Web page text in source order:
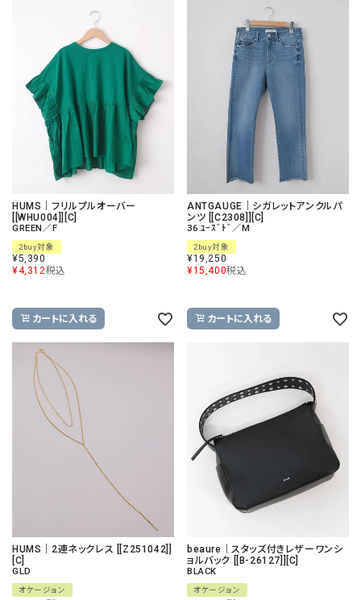
HUMS｜フリルプルオーバー
[[WHU004]][C]
GREEN／F
2buy対象
¥5,390
¥4,312税込
カートに入れる
ANTGAUGE｜シガレットアンクルパ
ンツ [[C2308]][C]
36 ﾕｰｽﾞﾄﾞ／M
2buy対象
¥19,250
¥15,400税込
カートに入れる
HUMS｜2連ネックレス [[Z251042]]
[C]
GLD
オケージョン
beaure｜スタッズ付きレザーワンシ
ョルバック [[B-26127]][C]
BLACK
オケージョン